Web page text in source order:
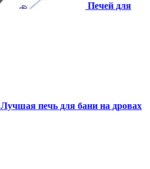
Печей для
Лучшая печь для бани на дровах